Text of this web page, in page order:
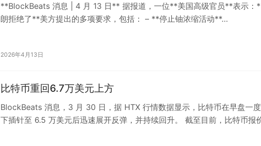
**BlockBeats 消息 | 4 月 13 日** 据报道，一位**美国高级官员**表示：
朗拒绝了**美方提出的多项要求，包括： – **停止铀浓缩活动**…
2026年4月13日
比特币重回6.7万美元上方
BlockBeats 消息，3 月 30 日，据 HTX 行情数据显示，比特币在早盘一
下插针至 6.5 万美元后迅速展开反弹，并持续回升。 截至目前，比特币报